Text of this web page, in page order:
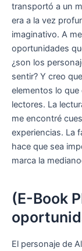
transportó a un
era a la vez
imaginativo. A
oportunidades
¿son los
sentir? Y creo
elementos lo que
lectores. La
me encontré
experiencias. La
hace que sea
marca la
(E-Book
El personaje de